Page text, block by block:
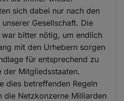
sich dabei nur nach den
Gesellschaft. Die
bitter nötig, um endlich
mit den Urhebern sorgen
für entsprechend zu
der Mitgliedsstaaten.
dies betreffenden Regeln
die Netzkonzerne Milliarden